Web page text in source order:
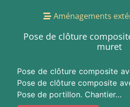
Aménagements
Pose de clôture
muret
Pose de clôture composite
Pose de clôture composite
Pose de portillon. Chantier…